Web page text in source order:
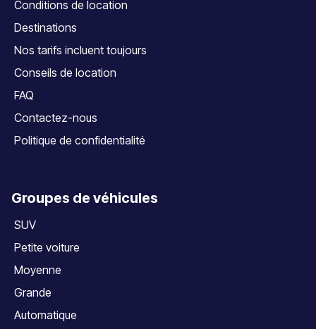
Conditions de location
Destinations
Nos tarifs incluent toujours
Conseils de location
FAQ
Contactez-nous
Politique de confidentialité
Groupes de véhicules
SUV
Petite voiture
Moyenne
Grande
Automatique